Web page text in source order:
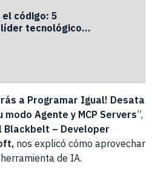
el código: 5
tecnológico
a Programar Igual! Desata
Agente y MCP Servers”,
Blackbelt – Developer
nos explicó cómo aprovechar
de IA.